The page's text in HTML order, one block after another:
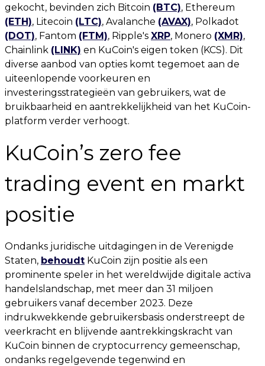
gekocht, bevinden zich Bitcoin (BTC), Ethereum
(ETH), Litecoin (LTC), Avalanche (AVAX), Polkadot
(DOT), Fantom (FTM), Ripple's XRP, Monero (XMR),
Chainlink (LINK) en KuCoin's eigen token (KCS). Dit
diverse aanbod van opties komt tegemoet aan de
uiteenlopende voorkeuren en
investeringsstrategieën van gebruikers, wat de
bruikbaarheid en aantrekkelijkheid van het KuCoin-
platform verder verhoogt.
KuCoin’s zero fee
trading event en markt
positie
Ondanks juridische uitdagingen in de Verenigde
Staten, behoudt KuCoin zijn positie als een
prominente speler in het wereldwijde digitale activa
handelslandschap, met meer dan 31 miljoen
gebruikers vanaf december 2023. Deze
indrukwekkende gebruikersbasis onderstreept de
veerkracht en blijvende aantrekkingskracht van
KuCoin binnen de cryptocurrency gemeenschap,
ondanks regelgevende tegenwind en